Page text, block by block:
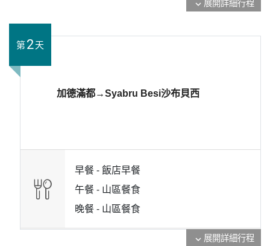
expand_more 展開詳細行程
第2天
加德滿都→Syabru Besi沙布貝西
早餐 -飯店早餐
午餐 - 山區餐食
晚餐 - 山區餐食
expand_more 展開詳細行程